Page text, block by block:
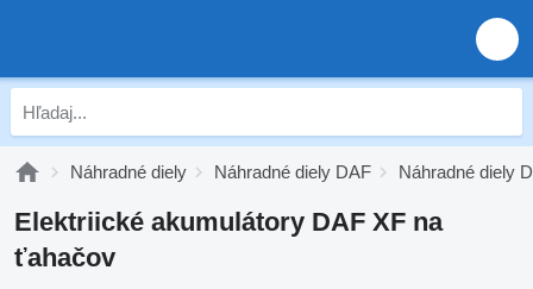
Náhradné diely Náhradné diely DAF Náhradné diely
Elektriické akumulátory DAF XF na
ťahačov